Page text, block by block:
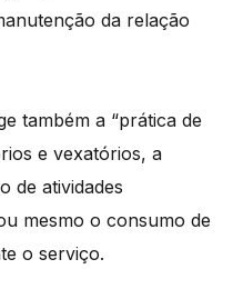
da relação
também a “prática de
e vexatórios, a
de atividades
mesmo o consumo de
o serviço.